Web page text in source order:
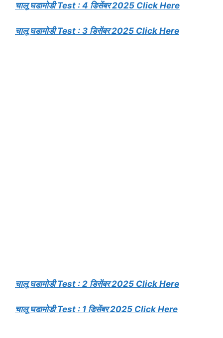
चालू घडामोडी Test : 4 डिसेंबर 2025 Click Here
चालू घडामोडी Test : 3 डिसेंबर 2025 Click Here
चालू घडामोडी Test : 2 डिसेंबर 2025 Click Here
चालू घडामोडी Test : 1 डिसेंबर 2025 Click Here